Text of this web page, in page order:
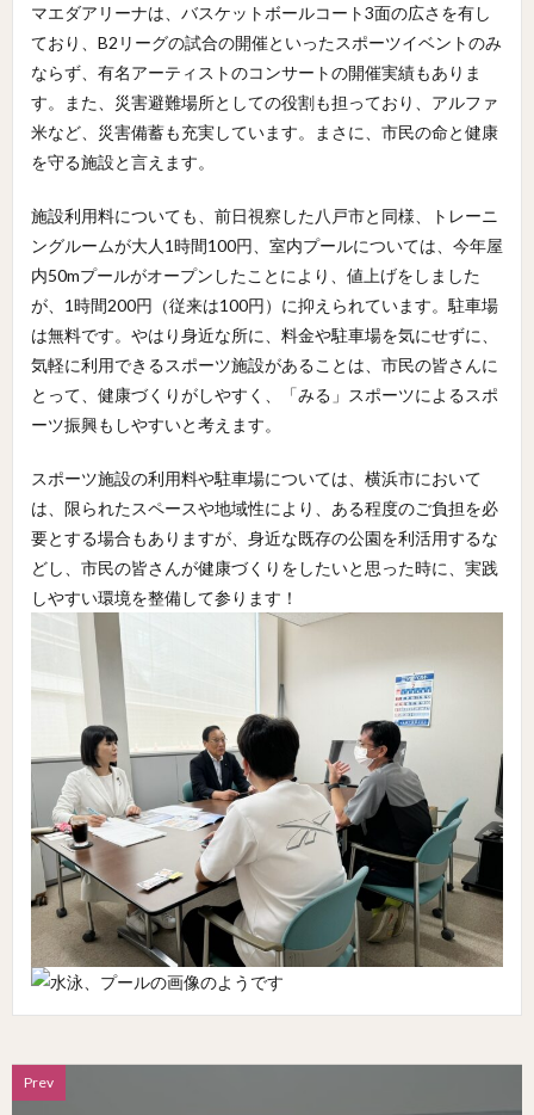
マエダアリーナは、バスケットボールコート3面の広さを有し
ており、B2リーグの試合の開催といったスポーツイベントのみ
ならず、有名アーティストのコンサートの開催実績もありま
す。また、災害避難場所としての役割も担っており、アルファ
米など、災害備蓄も充実しています。まさに、市民の命と健康
を守る施設と言えます。
施設利用料についても、前日視察した八戸市と同様、トレーニ
ングルームが大人1時間100円、室内プールについては、今年屋
内50mプールがオープンしたことにより、値上げをしました
が、1時間200円（従来は100円）に抑えられています。駐車場
は無料です。やはり身近な所に、料金や駐車場を気にせずに、
気軽に利用できるスポーツ施設があることは、市民の皆さんに
とって、健康づくりがしやすく、「みる」スポーツによるスポ
ーツ振興もしやすいと考えます。
スポーツ施設の利用料や駐車場については、横浜市において
は、限られたスペースや地域性により、ある程度のご負担を必
要とする場合もありますが、身近な既存の公園を利活用するな
どし、市民の皆さんが健康づくりをしたいと思った時に、実践
しやすい環境を整備して参ります！
Prev